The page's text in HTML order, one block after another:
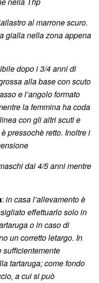
al marrone scuro.
gialla nella zona appena
dopo i 3/4 anni di
alla base con scuto
e l’angolo formato
la femmina ha coda
con gli altri scuti e
pressochè retto. Inoltre i
dai 4/5 anni mentre
: in casa l’allevamento è
effettuarlo solo in
o in caso di
un corretto letargo. In
sufficientemente
tartaruga; come fondo
a cui si può